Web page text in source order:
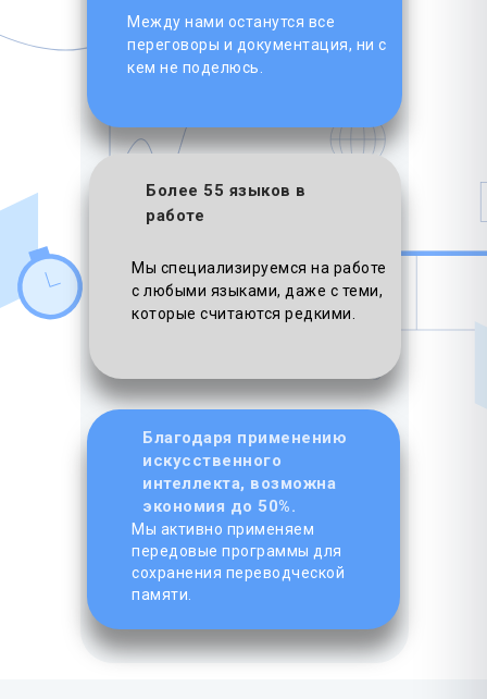
Между нами останутся все
переговоры и документация, ни с
кем не поделюсь.
Более 55 языков в
работе
Мы специализируемся на работе
с любыми языками, даже с теми,
которые считаются редкими.
Благодаря применению
искусственного
интеллекта, возможна
экономия до 50%.
Мы активно применяем
передовые программы для
сохранения переводческой
памяти.